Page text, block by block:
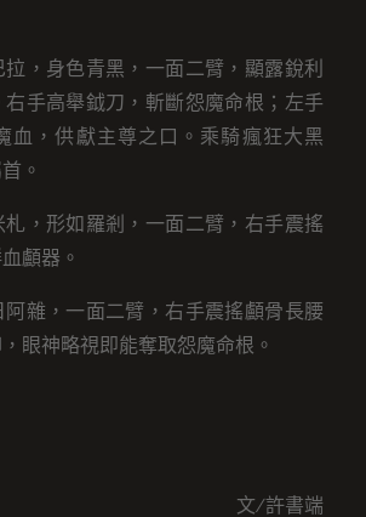
，身色青黑，一面二臂，顯露銳利
手高舉鉞刀，斬斷怨魔命根；左手
血，供獻主尊之口。乘騎瘋狂大黑
。
，形如羅剎，一面二臂，右手震搖
顱器。
雜，一面二臂，右手震搖顱骨長腰
眼神略視即能奪取怨魔命根。
文∕許書端